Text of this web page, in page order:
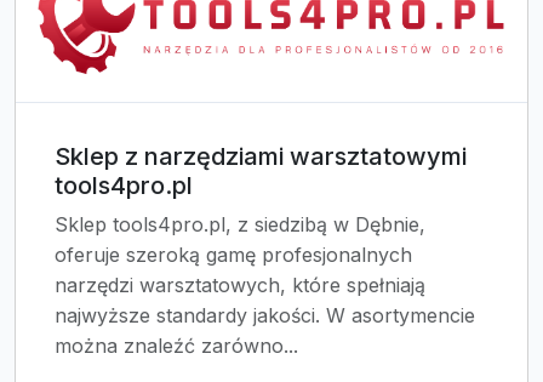
Sklep z narzędziami warsztatowymi
tools4pro.pl
Sklep tools4pro.pl, z siedzibą w Dębnie,
oferuje szeroką gamę profesjonalnych
narzędzi warsztatowych, które spełniają
najwyższe standardy jakości. W asortymencie
można znaleźć zarówno...